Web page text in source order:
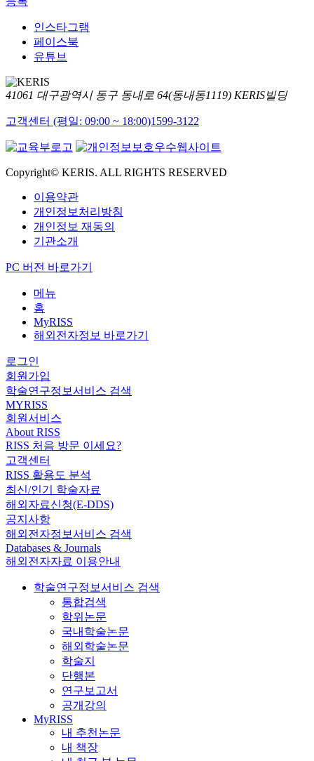
인스타그램
페이스북
유튜브
41061 대구광역시 동구 동내로 64(동내동1119) KERIS빌딩
고객센터 (평일: 09:00 ~ 18:00)1599-3122
Copyright© KERIS. ALL RIGHTS RESERVED
이용약관
개인정보처리방침
개인정보 재동의
기관소개
PC 버전 바로가기
메뉴
홈
MyRISS
해외전자정보 바로가기
로그인
회원가입
학술연구정보서비스 검색
MYRISS
회원서비스
About RISS
RISS 처음 방문 이세요?
고객센터
RISS 활용도 분석
최신/인기 학술자료
해외자료신청(E-DDS)
공지사항
해외전자정보서비스 검색
Databases & Journals
해외전자자료 이용안내
학술연구정보서비스 검색
통합검색
학위논문
국내학술논문
해외학술논문
학술지
단행본
연구보고서
공개강의
MyRISS
내 추천논문
내 책장